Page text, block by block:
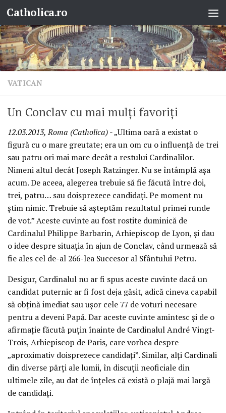
Skip to content
Catholica.ro
VATICAN
Un Conclav cu mai mulţi favoriţi
12.03.2013, Roma (Catholica)- „Ultima oară a existat o
figură cu o mare greutate; era un om cu o influenţă de trei
sau patru ori mai mare decât a restului Cardinalilor.
Nimeni altul decât Joseph Ratzinger. Nu se întâmplă aşa
acum. De aceea, alegerea trebuie să fie făcută între doi,
trei, patru… sau doisprezece candidaţi. Pe moment nu
ştim nimic. Trebuie să aşteptăm rezultatul primei runde
de vot.” Aceste cuvinte au fost rostite duminică de
Cardinalul Philippe Barbarin, Arhiepiscop de Lyon, şi dau
o idee despre situaţia în ajun de Conclav, când urmează să
fie ales cel de-al 266-lea Succesor al Sfântului Petru.
Desigur, Cardinalul nu ar fi spus aceste cuvinte dacă un
candidat puternic ar fi fost deja găsit, adică cineva capabil
să obţină imediat sau uşor cele 77 de voturi necesare
pentru a deveni Papă. Dar aceste cuvinte amintesc şi de o
afirmaţie făcută puţin înainte de Cardinalul André Vingt-
Trois, Arhiepiscop de Paris, care vorbea despre
„aproximativ doisprezece candidaţi”. Similar, alţi Cardinali
din diverse părţi ale lumii, în discuţii neoficiale din
ultimele zile, au dat de înţeles că există o plajă mai largă
de candidaţi.